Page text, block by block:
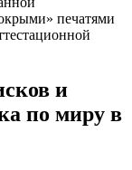
печатями
и
по миру в